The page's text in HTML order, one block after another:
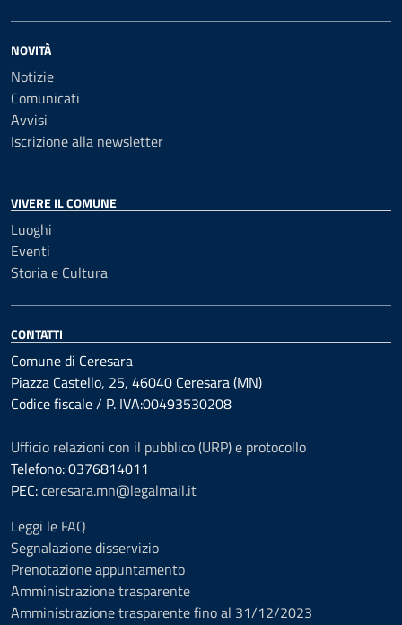
NOVITÀ
Notizie
Comunicati
Avvisi
Iscrizione alla newsletter
VIVERE IL COMUNE
Luoghi
Eventi
Storia e Cultura
CONTATTI
Comune di Ceresara
Piazza Castello, 25, 46040 Ceresara (MN)
Codice fiscale / P. IVA:00493530208
Ufficio relazioni con il pubblico (URP) e protocollo
Telefono: 0376814011
PEC:ceresara.mn@legalmail.it
Leggi le FAQ
Segnalazione disservizio
Prenotazione appuntamento
Amministrazione trasparente
Amministrazione trasparente fino al 31/12/2023